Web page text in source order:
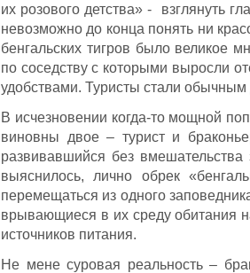
их розового детства» - взглянуть
невозможно до конца понять ни
бенгальских тигров было великое
по соседству с которыми выросли
удобствами. Туристы стали обычным
В исчезновении когда-то мощной
виновны двое – турист и
развивавшийся без
выяснилось, лично обрек
перемещаться из одного
врывающиеся в их среду обитания
источников питания.
Не мене суровая реальность –